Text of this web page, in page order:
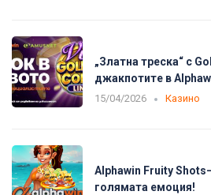
„Златна треска“ с
джакпотите в
15/04/2026 Казино
Alphawin Fruity
голямата емоция!